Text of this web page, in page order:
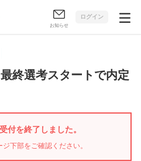
お知らせ
ログイン
終選考スタートで内定
付を終了しました。
下部をご確認ください。